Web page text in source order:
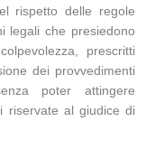
rispetto delle regole
legali che presiedono
prescritti
dei provvedimenti
poter attingere
riservate al giudice di